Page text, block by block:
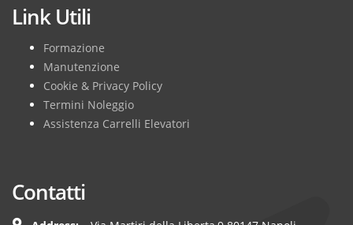
Link Utili
Formazione
Manutenzione
Cookie & Privacy Policy
Termini Noleggio
Assistenza Carrelli Elevatori
Contatti